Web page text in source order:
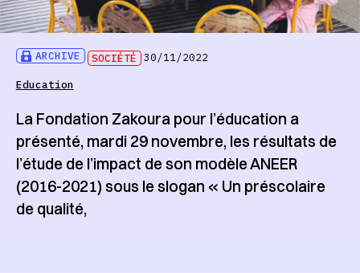
ARCHIVE SOCIÉTÉ 30/11/2022
Education
La Fondation Zakoura pour l’éducation a
présenté, mardi 29 novembre, les résultats de
l’étude de l’impact de son modèle ANEER
(2016-2021) sous le slogan « Un préscolaire
de qualité,